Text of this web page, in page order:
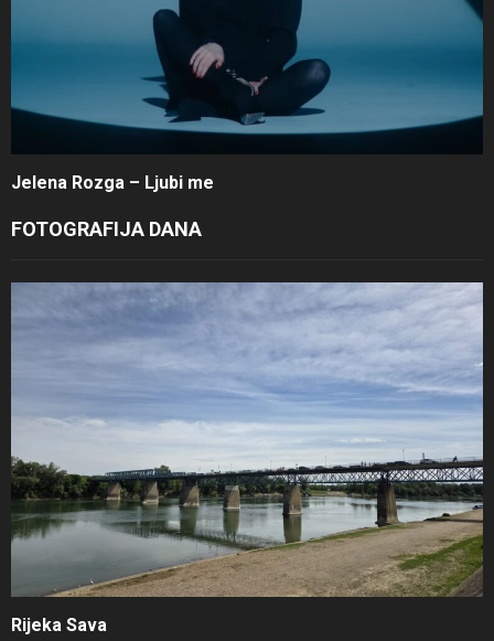
Jelena Rozga – Ljubi me
FOTOGRAFIJA DANA
Rijeka Sava